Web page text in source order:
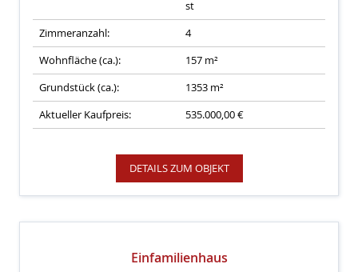
st
Zimmeranzahl:
4
Wohnfläche (ca.):
157 m²
Grundstück (ca.):
1353 m²
Aktueller Kaufpreis:
535.000,00 €
DETAILS ZUM OBJEKT
Einfamilienhaus